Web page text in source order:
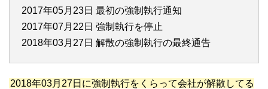
2017年05月23日 最初の強制執行通知
2017年07月22日 強制執行を停止
2018年03月27日 解散の強制執行の最終通告
2018年03月27日に強制執行をくらって会社が解散してる